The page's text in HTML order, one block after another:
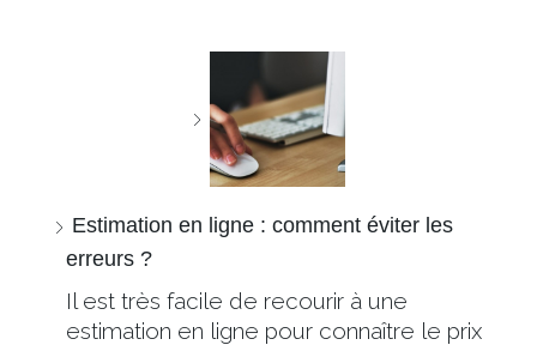
Estimation en ligne : comment éviter les
erreurs ?
Il est très facile de recourir à une
estimation en ligne pour connaître le prix